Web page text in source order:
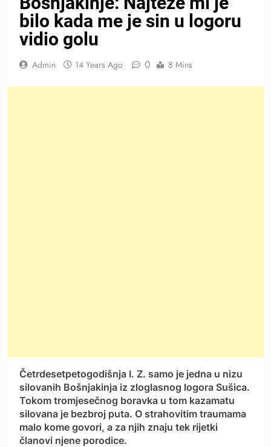
bilo kada me je sin u logoru
vidio golu
Admin 14 Years Ago 0 8 Mins
Četrdesetpetogodišnja I. Z. samo je jedna u nizu
silovanih Bošnjakinja iz zloglasnog logora Sušica.
Tokom tromjesečnog boravka u tom kazamatu
silovana je bezbroj puta. O strahovitim traumama
malo kome govori, a za njih znaju tek rijetki
članovi njene porodice.